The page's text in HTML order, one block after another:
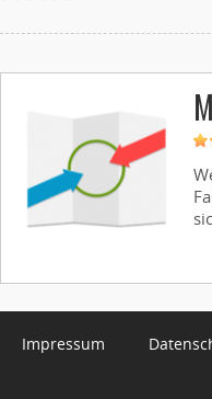
Impressum